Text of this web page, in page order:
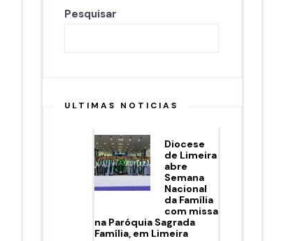
Pesquisar
ULTIMAS NOTICIAS
Diocese
de Limeira
abre
Semana
Nacional
da Família
com missa
na Paróquia Sagrada
Família, em Limeira